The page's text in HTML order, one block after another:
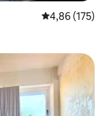
Средна
4,86 (175)